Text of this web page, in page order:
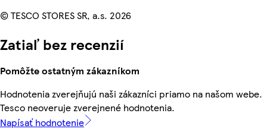
© TESCO STORES SR, a.s. 2026
Zatiaľ bez recenzií
Pomôžte ostatným zákazníkom
Hodnotenia zverejňujú naši zákazníci priamo na našom webe.
Tesco neoveruje zverejnené hodnotenia.
Napísať hodnotenie